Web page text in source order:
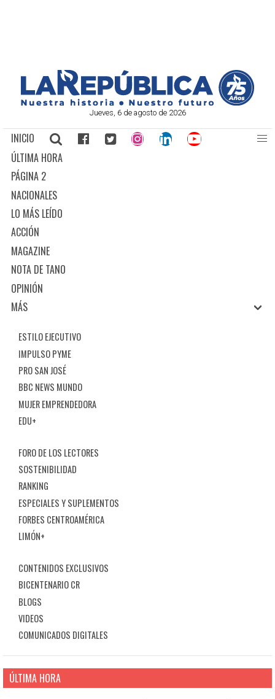
Jueves, 6 de agosto de 2026
INICIO
ÚLTIMA HORA
PÁGINA 2
NACIONALES
LO MÁS LEÍDO
ACCIÓN
MAGAZINE
NOTA DE TANO
OPINIÓN
MÁS
ESTILO EJECUTIVO
IMPULSO PYME
PRO SAN JOSÉ
BBC NEWS MUNDO
MUJER EMPRENDEDORA
EDU+
FORO DE LOS LECTORES
SOSTENIBILIDAD
RANKING
ESPECIALES Y SUPLEMENTOS
FORBES CENTROAMÉRICA
LIMÓN+
CONTENIDOS EXCLUSIVOS
BICENTENARIO CR
BLOGS
VIDEOS
COMUNICADOS DIGITALES
ÚLTIMA HORA